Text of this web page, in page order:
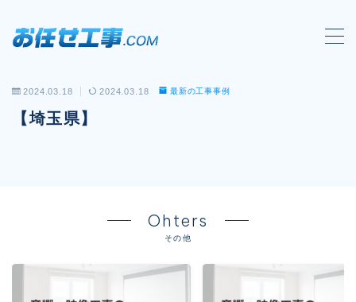
MENU
会社概要
電話工事
2024.03.18 2024.03.18 最新の工事事例
【埼玉県】
Ohters
その他